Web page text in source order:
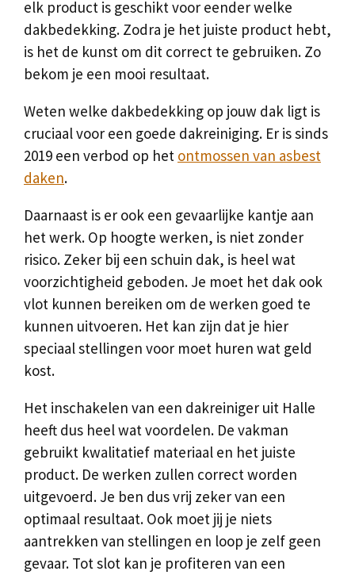
elk product is geschikt voor eender welke
dakbedekking. Zodra je het juiste product hebt,
is het de kunst om dit correct te gebruiken. Zo
bekom je een mooi resultaat.
Weten welke dakbedekking op jouw dak ligt is
cruciaal voor een goede dakreiniging. Er is sinds
2019 een verbod op het ontmossen van asbest
daken.
Daarnaast is er ook een gevaarlijke kantje aan
het werk. Op hoogte werken, is niet zonder
risico. Zeker bij een schuin dak, is heel wat
voorzichtigheid geboden. Je moet het dak ook
vlot kunnen bereiken om de werken goed te
kunnen uitvoeren. Het kan zijn dat je hier
speciaal stellingen voor moet huren wat geld
kost.
Het inschakelen van een dakreiniger uit Halle
heeft dus heel wat voordelen. De vakman
gebruikt kwalitatief materiaal en het juiste
product. De werken zullen correct worden
uitgevoerd. Je ben dus vrij zeker van een
optimaal resultaat. Ook moet jij je niets
aantrekken van stellingen en loop je zelf geen
gevaar. Tot slot kan je profiteren van een